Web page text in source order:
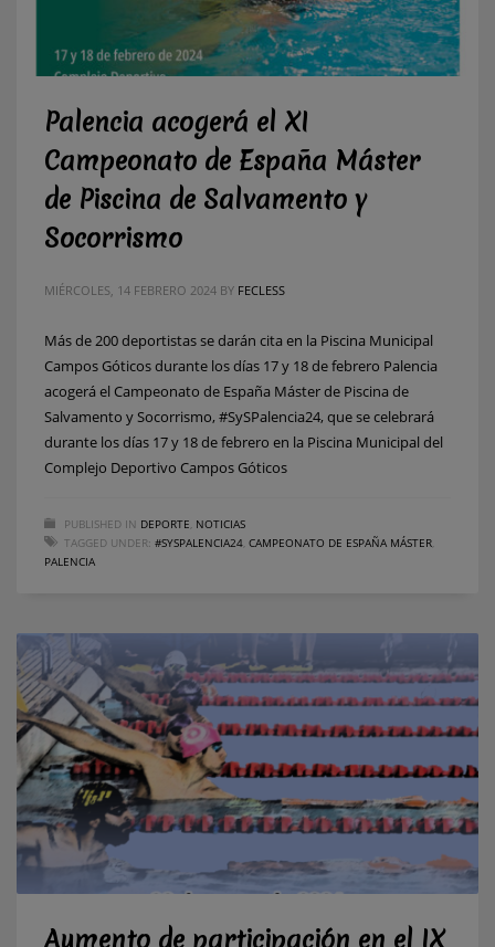
Palencia acogerá el XI
Campeonato de España Máster
de Piscina de Salvamento y
Socorrismo
MIÉRCOLES, 14 FEBRERO 2024 BY FECLESS
Más de 200 deportistas se darán cita en la Piscina Municipal
Campos Góticos durante los días 17 y 18 de febrero Palencia
acogerá el Campeonato de España Máster de Piscina de
Salvamento y Socorrismo, #SySPalencia24, que se celebrará
durante los días 17 y 18 de febrero en la Piscina Municipal del
Complejo Deportivo Campos Góticos
PUBLISHED IN DEPORTE NOTICIAS
TAGGED UNDER: #SYSPALENCIA24 CAMPEONATO DE ESPAÑA MÁSTER
PALENCIA